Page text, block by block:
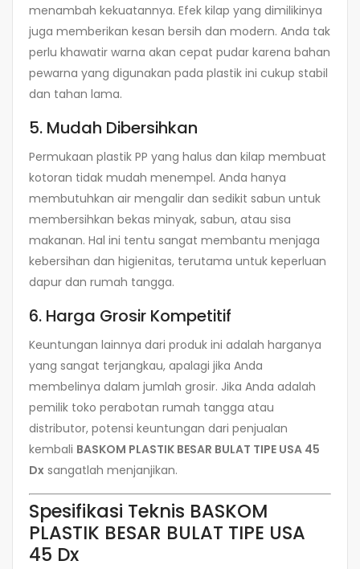
menambah kekuatannya. Efek kilap yang dimilikinya
juga memberikan kesan bersih dan modern. Anda tak
perlu khawatir warna akan cepat pudar karena bahan
pewarna yang digunakan pada plastik ini cukup stabil
dan tahan lama.
5. Mudah Dibersihkan
Permukaan plastik PP yang halus dan kilap membuat
kotoran tidak mudah menempel. Anda hanya
membutuhkan air mengalir dan sedikit sabun untuk
membersihkan bekas minyak, sabun, atau sisa
makanan. Hal ini tentu sangat membantu menjaga
kebersihan dan higienitas, terutama untuk keperluan
dapur dan rumah tangga.
6. Harga Grosir Kompetitif
Keuntungan lainnya dari produk ini adalah harganya
yang sangat terjangkau, apalagi jika Anda
membelinya dalam jumlah grosir. Jika Anda adalah
pemilik toko perabotan rumah tangga atau
distributor, potensi keuntungan dari penjualan
kembali BASKOM PLASTIK BESAR BULAT TIPE USA 45
Dx sangatlah menjanjikan.
Spesifikasi Teknis BASKOM
PLASTIK BESAR BULAT TIPE USA
45 Dx